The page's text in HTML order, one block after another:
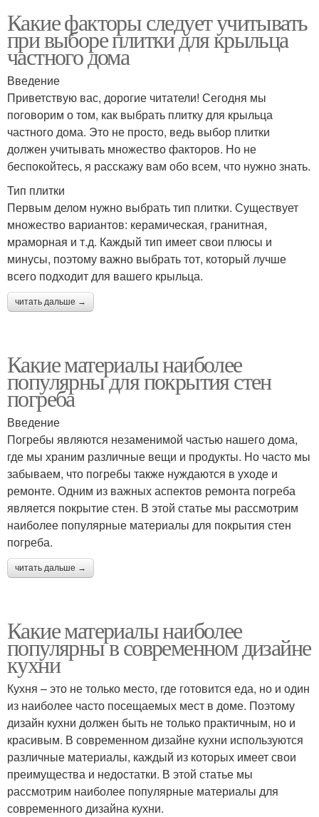
Какие факторы следует учитывать
при выборе плитки для крыльца
частного дома
Введение
Приветствую вас, дорогие читатели! Сегодня мы
поговорим о том, как выбрать плитку для крыльца
частного дома. Это не просто, ведь выбор плитки
должен учитывать множество факторов. Но не
беспокойтесь, я расскажу вам обо всем, что нужно знать.
Тип плитки
Первым делом нужно выбрать тип плитки. Существует
множество вариантов: керамическая, гранитная,
мраморная и т.д. Каждый тип имеет свои плюсы и
минусы, поэтому важно выбрать тот, который лучше
всего подходит для вашего крыльца.
читать дальше →
Какие материалы наиболее
популярны для покрытия стен
погреба
Введение
Погребы являются незаменимой частью нашего дома,
где мы храним различные вещи и продукты. Но часто мы
забываем, что погребы также нуждаются в уходе и
ремонте. Одним из важных аспектов ремонта погреба
является покрытие стен. В этой статье мы рассмотрим
наиболее популярные материалы для покрытия стен
погреба.
читать дальше →
Какие материалы наиболее
популярны в современном дизайне
кухни
Кухня – это не только место, где готовится еда, но и один
из наиболее часто посещаемых мест в доме. Поэтому
дизайн кухни должен быть не только практичным, но и
красивым. В современном дизайне кухни используются
различные материалы, каждый из которых имеет свои
преимущества и недостатки. В этой статье мы
рассмотрим наиболее популярные материалы для
современного дизайна кухни.